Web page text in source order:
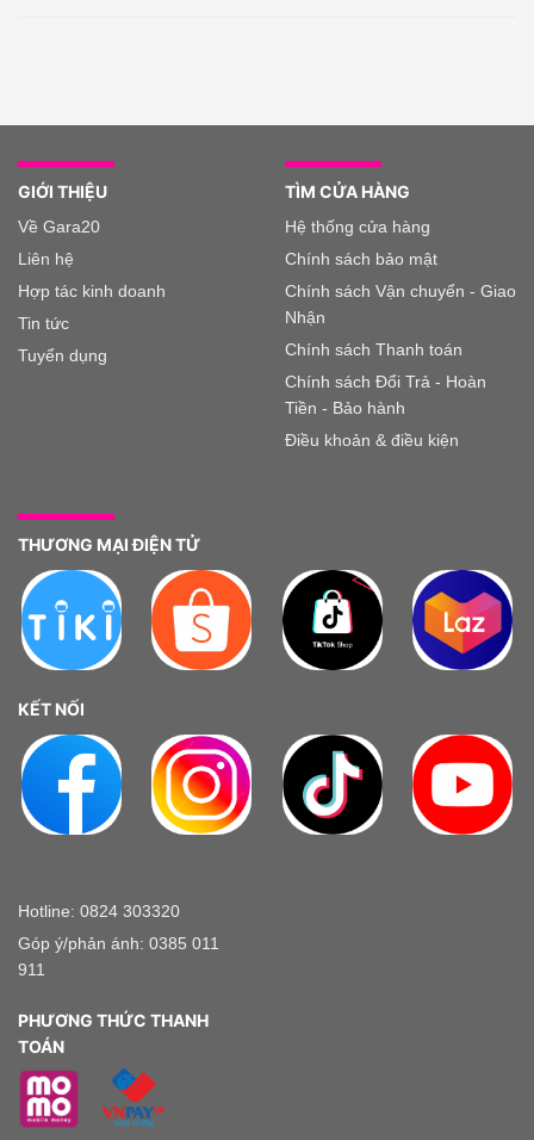
GIỚI THIỆU
Về Gara20
Liên hệ
Hợp tác kinh doanh
Tin tức
Tuyển dụng
TÌM CỬA HÀNG
Hệ thống cửa hàng
Chính sách bảo mật
Chính sách Vận chuyển - Giao
Nhận
Chính sách Thanh toán
Chính sách Đổi Trả - Hoàn
Tiền - Bảo hành
Điều khoản & điều kiện
THƯƠNG MẠI ĐIỆN TỬ
KẾT NỐI
Hotline: 0824 303320
Góp ý/phản ánh: 0385 011
911
PHƯƠNG THỨC THANH
TOÁN